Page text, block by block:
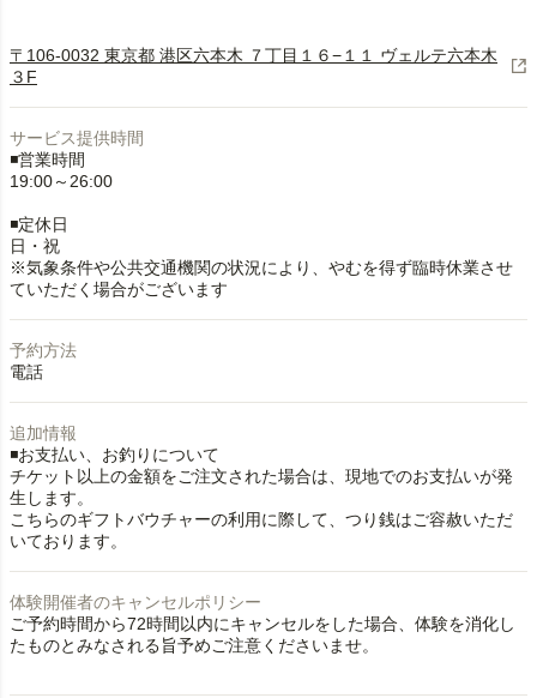
〒106-0032 東京都 港区六本木 ７丁目１６−１１ ヴェルテ六本木
３F
サービス提供時間
◾️営業時間
19:00～26:00
◾️定休日
日・祝
※気象条件や公共交通機関の状況により、やむを得ず臨時休業させ
ていただく場合がございます
予約方法
電話
追加情報
◾️お支払い、お釣りについて
チケット以上の金額をご注文された場合は、現地でのお支払いが発
生します。
こちらのギフトバウチャーの利用に際して、つり銭はご容赦いただ
いております。
体験開催者のキャンセルポリシー
ご予約時間から72時間以内にキャンセルをした場合、体験を消化し
たものとみなされる旨予めご注意くださいませ。